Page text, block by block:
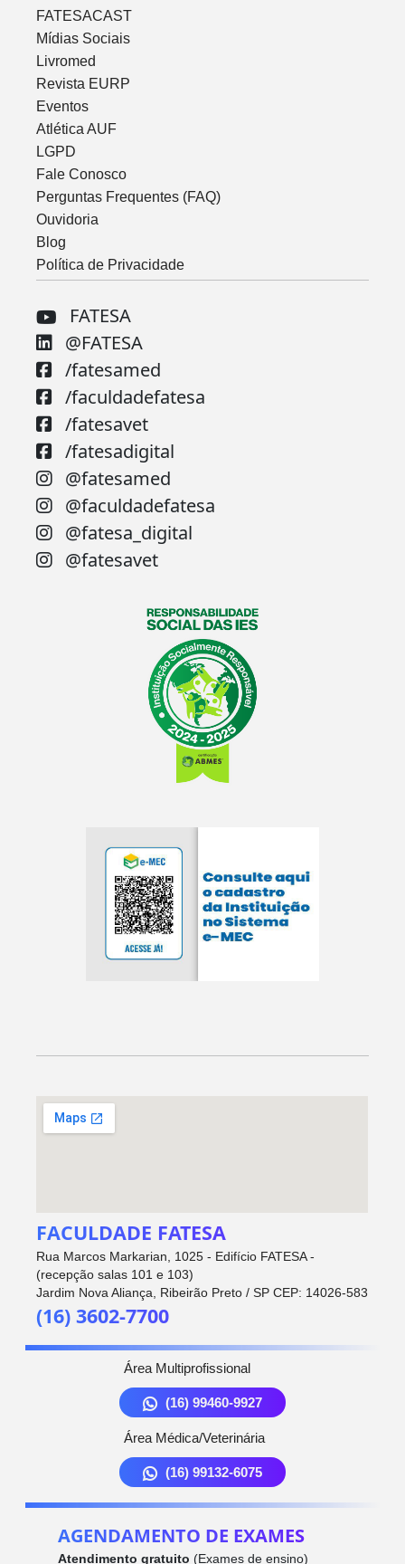
FATESACAST
Mídias Sociais
Livromed
Revista EURP
Eventos
Atlética AUF
LGPD
Fale Conosco
Perguntas Frequentes (FAQ)
Ouvidoria
Blog
Política de Privacidade
FATESA
@FATESA
/fatesamed
/faculdadefatesa
/fatesavet
/fatesadigital
@fatesamed
@faculdadefatesa
@fatesa_digital
@fatesavet
FACULDADE FATESA
Rua Marcos Markarian, 1025 - Edifício FATESA -
(recepção salas 101 e 103)
Jardim Nova Aliança, Ribeirão Preto / SP CEP: 14026-583
(16) 3602-7700
Área Multiprofissional
(16) 99460-9927
Área Médica/Veterinária
(16) 99132-6075
AGENDAMENTO DE EXAMES
Atendimento gratuito (Exames de ensino)